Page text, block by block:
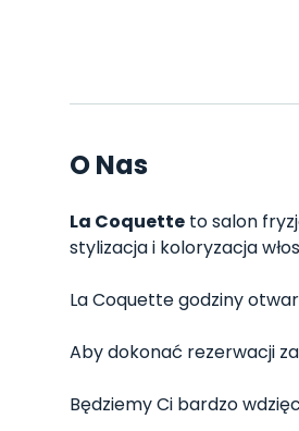
O Nas
La Coquette to salon
stylizacja i koloryzacja
La Coquette godziny
Aby dokonać rezerwacji
Będziemy Ci bardzo